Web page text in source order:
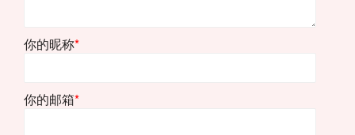
你的昵称*
你的邮箱*